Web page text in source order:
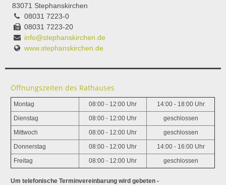
83071 Stephanskirchen
08031 7223-0
08031 7223-20
info@stephanskirchen.de
www.stephanskirchen.de
Öffnungszeiten des Rathauses
Montag 08:00 - 12:00 Uhr 14:00 - 18:00 Uhr
Dienstag 08:00 - 12:00 Uhr geschlossen
Mittwoch 08:00 - 12:00 Uhr geschlossen
Donnerstag 08:00 - 12:00 Uhr 14:00 - 16:00 Uhr
Freitag 08:00 - 12:00 Uhr geschlossen
Um telefonische Terminvereinbarung wird gebeten -